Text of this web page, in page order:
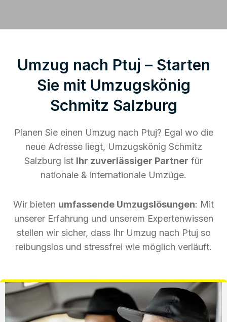
Umzug nach Ptuj – Starten
Sie mit Umzugskönig
Schmitz Salzburg
Planen Sie einen Umzug nach Ptuj? Egal wo die
neue Adresse liegt, Umzugskönig Schmitz
Salzburg ist Ihr zuverlässiger Partner für
nationale & internationale Umzüge.
Wir bieten umfassende Umzugslösungen: Mit
unserer Erfahrung und unserem Expertenwissen
stellen wir sicher, dass Ihr Umzug nach Ptuj so
reibungslos und stressfrei wie möglich verläuft.